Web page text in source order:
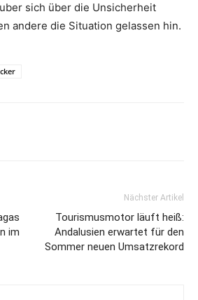
sich über die Unsicherheit
andere die Situation gelassen hin.
im
Nächster Artikel
Tourismusmotor läuft heiß:
Andalusien erwartet für den
Sommer neuen Umsatzrekord